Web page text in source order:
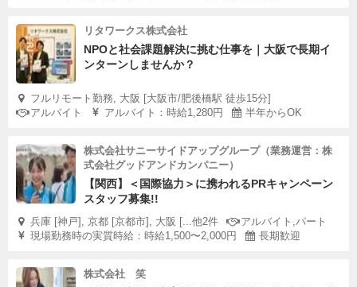
リタワークス株式会社
NPOと社会課題解決に挑む仕事を｜大阪で長期イ
ンターンしませんか？
フルリモート勤務, 大阪 [大阪市/肥後橋駅 徒歩15分]
アルバイト
アルバイト：時給1,280円 半年からOK
株式会社サニーサイドアップグループ（業務運営：株
式会社グッドアンドカンパニー）
【関西】＜国際協力＞に携われるPRキャンペーン
スタッフ募集!!
兵庫 [神戸], 京都 [京都市], 大阪 [...他2件
アルバイト,パート
現場勤務時の実質時給：時給1,500〜2,000円
長期歓迎
株式会社 笑